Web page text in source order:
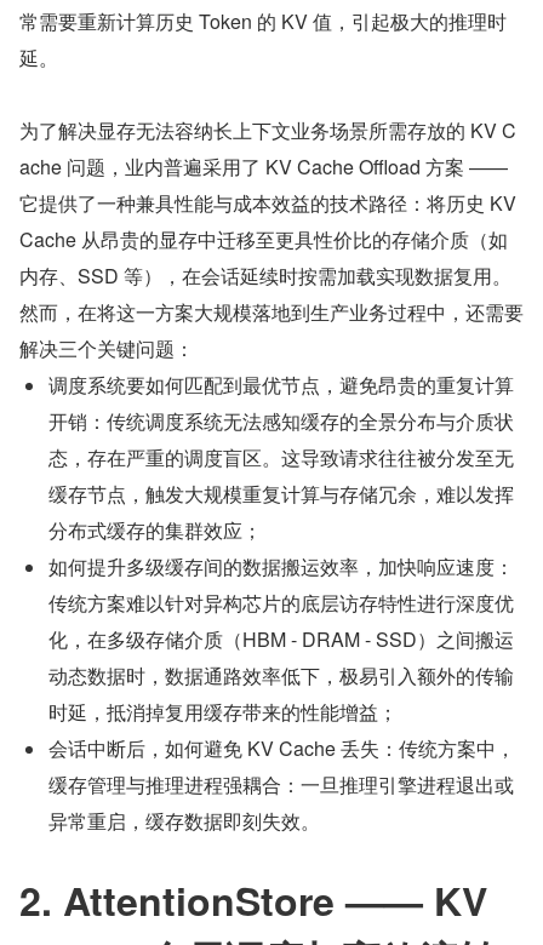
常需要重新计算历史 Token 的 KV 值，引起极大的推理时
延。
为了解决显存无法容纳长上下文业务场景所需存放的 KV C
ache 问题，业内普遍采用了 KV Cache Offload 方案 ——
它提供了一种兼具性能与成本效益的技术路径：将历史 KV
Cache 从昂贵的显存中迁移至更具性价比的存储介质（如
内存、SSD 等），在会话延续时按需加载实现数据复用。
然而，在将这一方案大规模落地到生产业务过程中，还需要
解决三个关键问题：
调度系统要如何匹配到最优节点，避免昂贵的重复计算
开销：传统调度系统无法感知缓存的全景分布与介质状
态，存在严重的调度盲区。这导致请求往往被分发至无
缓存节点，触发大规模重复计算与存储冗余，难以发挥
分布式缓存的集群效应；
如何提升多级缓存间的数据搬运效率，加快响应速度：
传统方案难以针对异构芯片的底层访存特性进行深度优
化，在多级存储介质（HBM - DRAM - SSD）之间搬运
动态数据时，数据通路效率低下，极易引入额外的传输
时延，抵消掉复用缓存带来的性能增益；
会话中断后，如何避免 KV Cache 丢失：传统方案中，
缓存管理与推理进程强耦合：一旦推理引擎进程退出或
异常重启，缓存数据即刻失效。
2. AttentionStore —— KV